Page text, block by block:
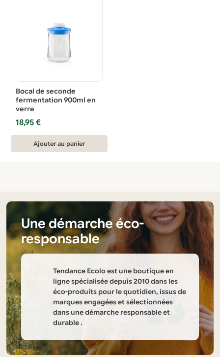
Bocal de seconde
fermentation 900ml en
verre
18,95€
Ajouter au panier
Informations
Une démarche éco-
responsable
Tendance Ecolo est une boutique en
ligne spécialisée depuis 2010 dans les
éco-produits pour le quotidien, issus de
marques engagées et sélectionnées
dans une démarche responsable et
durable .